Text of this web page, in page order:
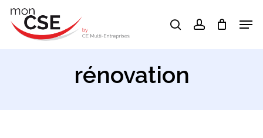
Skip
searchaccount
rénovation